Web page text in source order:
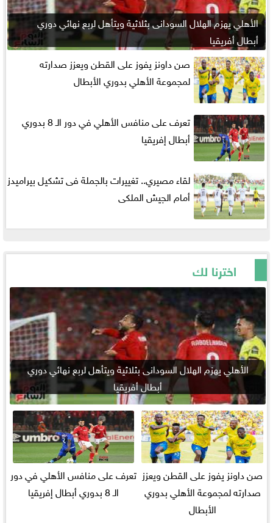
الأهلي يهزم الهلال السودانى بثلاثية ويتأهل لربع نهائي دوري
أبطال أفريقيا
صن داونز يفوز على القطن ويعزز صدارته
لمجموعة الأهلي بدوري الأبطال
تعرف على منافس الأهلي في دور الـ 8 بدوري
أبطال إفريقيا
لقاء مصيري.. تغييرات بالجملة فى تشكيل بيراميدز
أمام الجيش الملكى
اخترنا لك
الأهلي يهزم الهلال السودانى بثلاثية ويتأهل لربع نهائي دوري
أبطال أفريقيا
صن داونز يفوز على القطن ويعزز
صدارته لمجموعة الأهلي بدوري
الأبطال
تعرف على منافس الأهلي في دور
الـ 8 بدوري أبطال إفريقيا